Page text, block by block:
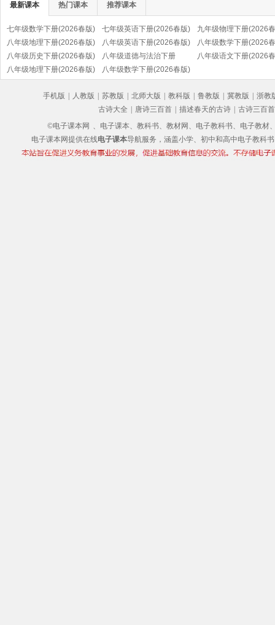
最新课本 热门课本 推荐课本
七年级数学下册(2026春版) 七年级英语下册(2026春版)
九年级物理下册(2026
八年级地理下册(2026春版)
八年级英语下册(2026春版)
八年级数学下册(2026
八年级历史下册(2026春版)
(部编版)
八年级道德与法治下册
(2026春版)(部编版)
八年级语文下册(2026
八年级地理下册(2026春版) 八年级数学下册(2026春版)
手机版 人教版 苏教版 北师大版 教科版 鲁教版 冀教版
浙教
古诗大全
唐诗三百首 描述春天的古诗
古诗三百首
©电子课本网 、电子课本、教科书、教材网、电子教科书、电子教材
电子课本网提供在线电子课本导航服务，涵盖小学、初中和高中电子教科